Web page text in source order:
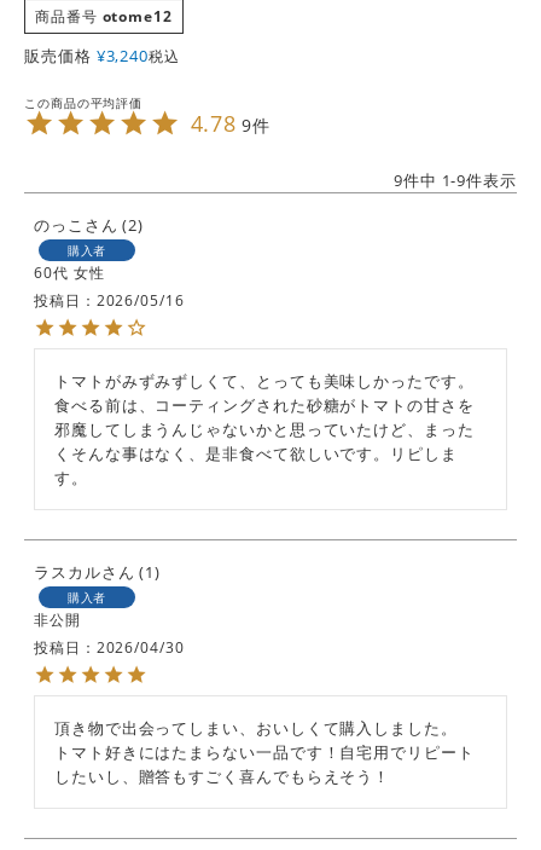
商品番号 otome12
販売価格 ¥3,240税込
4.78 9
9件中 1-9件表示
のっこ 2
購入者
60代 女性
投稿日
2026/05/16
トマトがみずみずしくて、とっても美味しかったです。
食べる前は、コーティングされた砂糖がトマトの甘さを
邪魔してしまうんじゃないかと思っていたけど、まった
くそんな事はなく、是非食べて欲しいです。リピしま
す。
ラスカル 1
購入者
非公開
投稿日
2026/04/30
頂き物で出会ってしまい、おいしくて購入しました。
トマト好きにはたまらない一品です！自宅用でリピート
したいし、贈答もすごく喜んでもらえそう！